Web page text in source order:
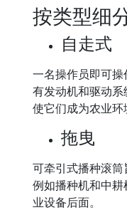
按类型细
自走式
一名操作员即可
有发动机和驱动
使它们成为农业环
拖曳
可牵引式播种滚筒
例如播种机和中
业设备后面。